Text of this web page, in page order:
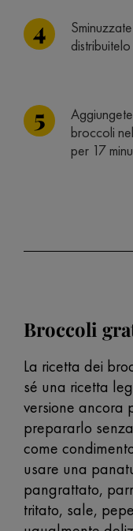
broccoli
per 17
Broccoli
La ricetta dei
sé una ricetta
versione ancora
prepararlo
come
usare una
pangrattato,
tritato, sale,